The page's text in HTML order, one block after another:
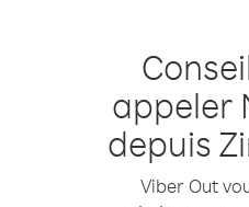
appeler
depuis
Viber Out